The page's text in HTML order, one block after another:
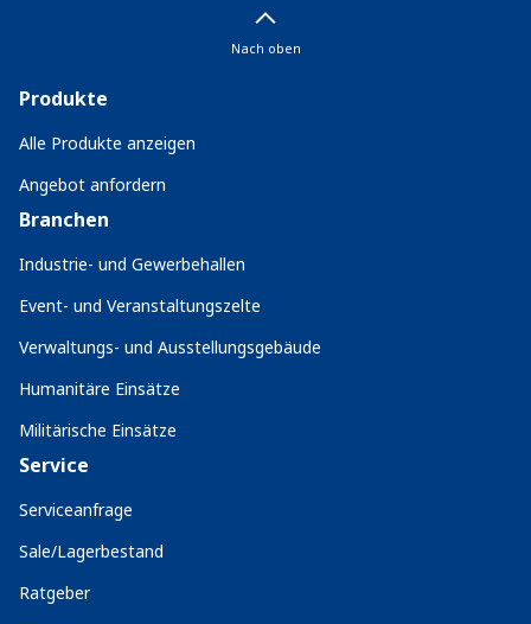
Nach oben
Produkte
Alle Produkte anzeigen
Angebot anfordern
Branchen
Industrie- und Gewerbehallen
Event- und Veranstaltungszelte
Verwaltungs- und Ausstellungsgebäude
Humanitäre Einsätze
Militärische Einsätze
Service
Serviceanfrage
Sale/Lagerbestand
Ratgeber